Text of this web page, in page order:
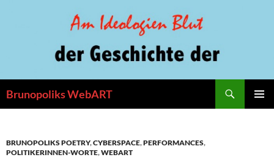
Brunopoliks WebART
BRUNOPOLIKS POETRY,CYBERSPACE,PERFORMANCES,
POLITIKERINNEN-WORTE,WEBART